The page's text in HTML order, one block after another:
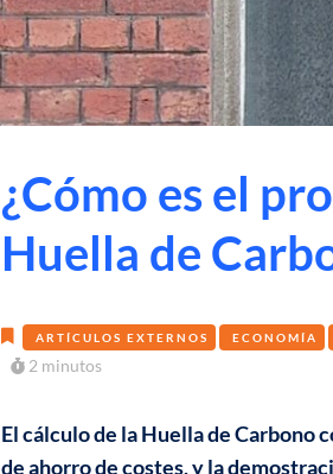
¿Cómo es el
Huella de
ARTÍCULOS EXTERNOS ECONOMÍA
2 minutos
El cálculo de la Huella de
de ahorro de costes, y la